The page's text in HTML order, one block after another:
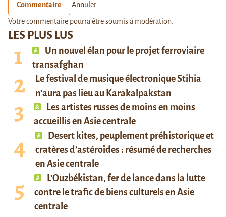
LES PLUS LUS
Un nouvel élan pour le projet ferroviaire
transafghan
Le festival de musique électronique Stihia
n’aura pas lieu au Karakalpakstan
Les artistes russes de moins en moins
accueillis en Asie centrale
Desert kites, peuplement préhistorique et
cratères d’astéroïdes : résumé de recherches
en Asie centrale
L’Ouzbékistan, fer de lance dans la lutte
contre le trafic de biens culturels en Asie
centrale
Commentaire Annuler
Votre commentaire pourra être soumis à modération.